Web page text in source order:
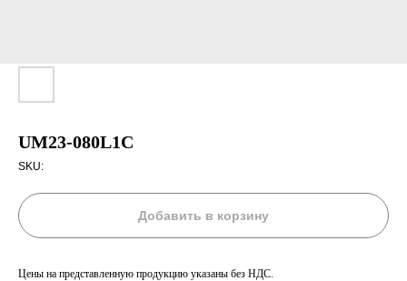
UM23-080L1C
SKU:
Добавить в корзину
Цены на представленную продукцию указаны без НДС.